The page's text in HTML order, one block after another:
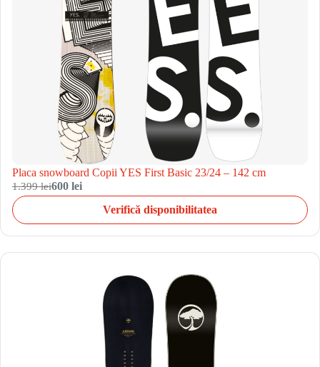
Placa snowboard Copii YES First Basic 23/24 – 142 cm
1.399 lei600 lei
Verifică disponibilitatea